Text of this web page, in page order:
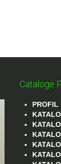
Cataloge
PROFIL